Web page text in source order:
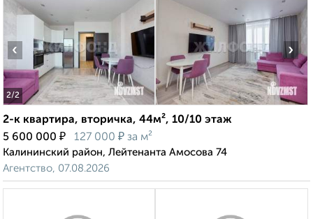
2/2
‹ ›
2-к квартира, вторичка, 44м², 10/10 этаж
5 600 000 ₽ 127 000 ₽ за м²
Калининский район, Лейтенанта Амосова 74
Агентство, 07.08.2026